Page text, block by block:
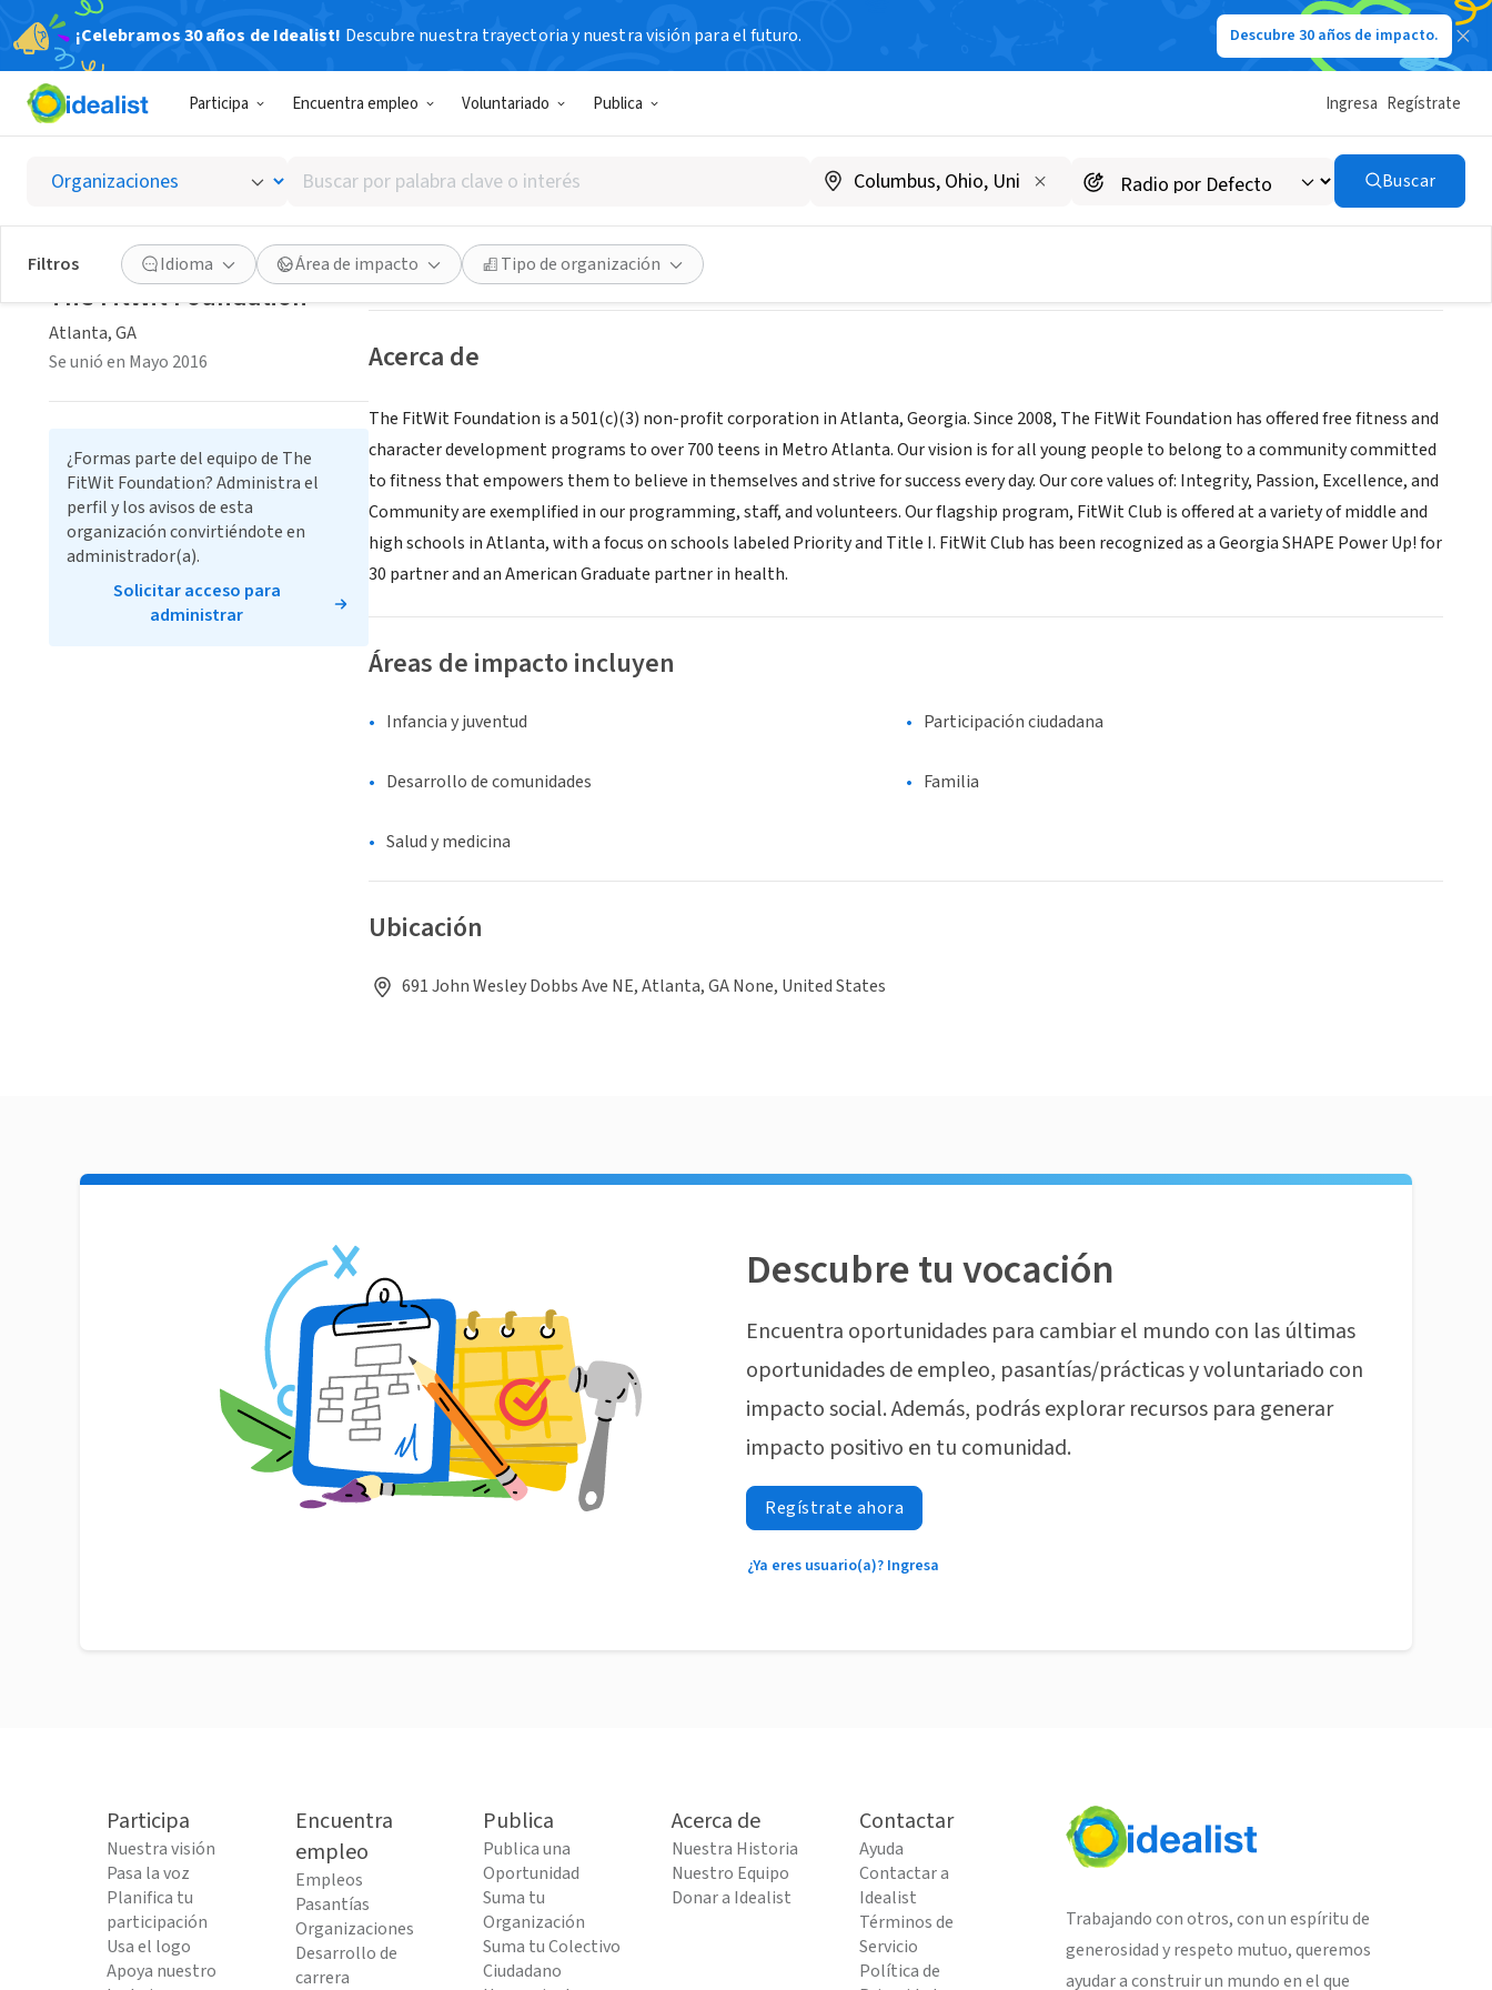
¡Celebramos 30 años de Idealist! Descubre nuestra trayectoria y nuestra visión para el futuro. Descubre 30 años de impacto.
Participa Encuentra empleo Voluntariado Publica Ingresa Regístrate
Buscar
por
palabra
clave
o
interés
Buscar
Filtros Idioma Área de impacto Tipo de organización
The FitWit Foundation
Atlanta, GA thefitwitfoundation.org
Guardar Compartir
Acerca de
The FitWit Foundation is a 501(c)(3) non-profit corporation in Atlanta, Georgia. Since 2008, The FitWit Foundation has offered free fitness and
character development programs to over 700 teens in Metro Atlanta. Our vision is for all young people to belong to a community committed
to fitness that empowers them to believe in themselves and strive for success every day. Our core values of: Integrity, Passion, Excellence, and
Community are exemplified in our programming, staff, and volunteers. Our flagship program, FitWit Club is offered at a variety of middle and
high schools in Atlanta, with a focus on schools labeled Priority and Title I. FitWit Club has been recognized as a Georgia SHAPE Power Up! for
30 partner and an American Graduate partner in health.
Áreas de impacto incluyen
Infancia y juventud Participación ciudadana
Desarrollo de comunidades Familia
Salud y medicina
Ubicación
691 John Wesley Dobbs Ave NE, Atlanta, GA None, United States
The FitWit Foundation
Atlanta, GA
Se unió en Mayo 2016
¿Formas parte del equipo de The
FitWit Foundation? Administra el
perfil y los avisos de esta
organización convirtiéndote en
administrador(a).
Solicitar acceso para
administrar
Descubre tu vocación
Encuentra oportunidades para cambiar el mundo con las últimas
oportunidades de empleo, pasantías/prácticas y voluntariado con
impacto social. Además, podrás explorar recursos para generar
impacto positivo en tu comunidad.
Regístrate ahora
¿Ya eres usuario(a)? Ingresa
Participa
Nuestra visión
Pasa la voz
Planifica tu
participación
Usa el logo
Apoya nuestro
Encuentra
empleo
Empleos
Pasantías
Organizaciones
Desarrollo de
carrera
Publica
Publica una
Oportunidad
Suma tu
Organización
Suma tu Colectivo
Ciudadano
Acerca de
Nuestra Historia
Nuestro Equipo
Donar a Idealist
Contactar
Ayuda
Contactar a
Idealist
Términos de
Servicio
Política de
Trabajando con otros, con un espíritu de
generosidad y respeto mutuo, queremos
ayudar a construir un mundo en el que